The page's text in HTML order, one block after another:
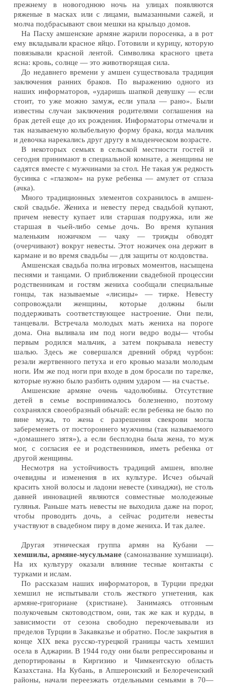
прежнему в новогоднюю ночь на улицах появляются
ряженые в масках или с лицами, вымазанными сажей, и
молча подбрасывают свои мешки на крыльцо домов.
На Пасху амшенские армяне жарили поросенка, а в рот
ему вкладывали красное яйцо. Готовили и курицу, которую
повязывали красной лентой. Символика красного цвета
ясна: кровь, солнце — это животворящая сила.
До недавнего времени у амшен существовала традиция
заключения ранних браков. По выражению одного из
наших информаторов, «ударишь шапкой девушку — если
стоит, то уже можно замуж, если упала — рано». Были
известны случаи заключения родителями соглашения на
брак детей еще до их рождения. Информаторы отмечали и
так называемую колыбельную форму брака, когда мальчик
и девочка нарекались друг другу в младенческом возрасте.
В некоторых семьях в сельской местности гостей и
сегодня принимают в специальной комнате, а женщины не
садятся вместе с мужчинами за стол. Не такая уж редкость
бусинка с «глазком» на руке ребенка — амулет от сглаза
(ачка).
Много традиционных элементов сохранилось в амшен-
ской свадьбе. Жениха и невесту перед свадьбой купают,
причем невесту купает или старшая подружка, или же
старшая в чьей-либо семье дочь. Во время купания
маленьким ножичком — чаку — трижды обводят
(очерчивают) вокруг невесты. Этот ножичек она держит в
кармане и во время свадьбы — для защиты от колдовства.
Амшенская свадьба полна игровых моментов, насыщена
песнями и танцами. О приближении свадебной процессии
родственникам и гостям жениха сообщали специальные
гонцы, так называемые «лисицы» — тирке. Невесту
сопровождали женщины, которые должны были
поддерживать соответствующее настроение. Они пели,
танцевали. Встречала молодых мать жениха на пороге
дома. Она выливала им под ноги ведро воды— чтобы
первым родился мальчик, а затем покрывала невесту
шалью. Здесь же совершался древний обряд чурбон:
резали жертвенного петуха и его кровью мазали молодым
ноги. Им же под ноги при входе в дом бросали по тарелке,
которые нужно было разбить одним ударом — на счастье.
Амшенские армяне очень чадолюбивы. Отсутствие
детей в семье воспринималось болезненно, поэтому
сохранялся своеобразный обычай: если ребенка не было по
вине мужа, то жена с разрешения свекрови могла
забеременеть от постороннего мужчины (так называемого
«домашнего зятя»), а если бесплодна была жена, то муж
мог, с согласия ее и родственников, иметь ребенка от
другой женщины.
Несмотря на устойчивость традиций амшен, вполне
очевидны и изменения в их культуре. Исчез обычай
красить хной волосы и ладони невесте (хинаджи), не столь
давней инновацией являются совместные молодежные
гулянья. Раньше мать невесты не выходила даже на порог,
чтобы проводить дочь, а сейчас родители невесты
участвуют в свадебном пиру в доме жениха. И так далее.
Другая этническая группа армян на Кубани —
хемшилы, армяне-мусульмане (самоназвание хумшиаци).
На их культуру оказали влияние тесные контакты с
турками и ислам.
По рассказам наших информаторов, в Турции предки
хемшил не испытывали столь жесткого угнетения, как
армяне-григориане (христиане). Занимаясь отгонным
полукочевым скотоводством, они, так же как и курды, в
зависимости от сезона свободно перекочевывали из
пределов Турции в Закавказье и обратно. После закрытия в
конце XIX века русско-турецкой границы часть хемшил
осела в Аджарии. В 1944 году они были репрессированы и
депортированы в Киргизию и Чимкентскую область
Казахстана. На Кубань, в Апшеронский и Белореченский
районы, начали переезжать отдельными семьями в 70—